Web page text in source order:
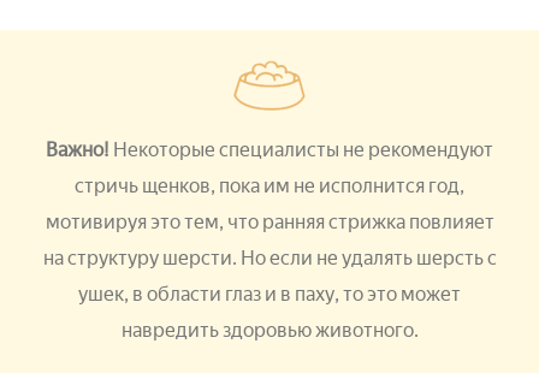
Важно! Некоторые специалисты не рекомендуют
стричь щенков, пока им не исполнится год,
мотивируя это тем, что ранняя стрижка повлияет
на структуру шерсти. Но если не удалять шерсть с
ушек, в области глаз и в паху, то это может
навредить здоровью животного.